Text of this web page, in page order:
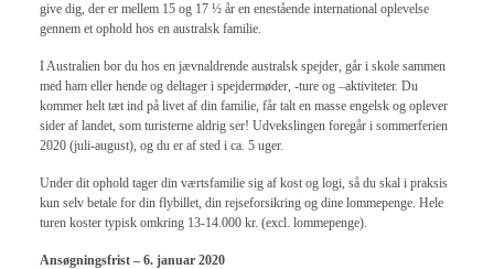
give dig, der er mellem 15 og 17 ½ år en enestående international oplevelse
gennem et ophold hos en australsk familie.
I Australien bor du hos en jævnaldrende australsk spejder, går i skole sammen
med ham eller hende og deltager i spejdermøder, -ture og –aktiviteter. Du
kommer helt tæt ind på livet af din familie, får talt en masse engelsk og oplever
sider af landet, som turisterne aldrig ser! Udvekslingen foregår i sommerferien
2020 (juli-august), og du er af sted i ca. 5 uger.
Under dit ophold tager din værtsfamilie sig af kost og logi, så du skal i praksis
kun selv betale for din flybillet, din rejseforsikring og dine lommepenge. Hele
turen koster typisk omkring 13-14.000 kr. (excl. lommepenge).
Ansøgningsfrist – 6. januar 2020